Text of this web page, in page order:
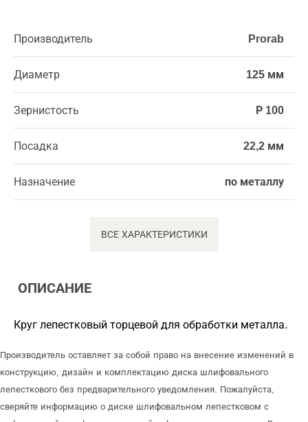
Производитель Prorab
Диаметр 125 мм
Зернистость Р 100
Посадка 22,2 мм
Назначение по металлу
ВСЕ ХАРАКТЕРИСТИКИ
ОПИСАНИЕ
Круг лепестковый торцевой для обработки металла.
Производитель оставляет за собой право на внесение изменений в
конструкцию, дизайн и комплектацию диска шлифовального
лепесткового без предварительного уведомления. Пожалуйста,
сверяйте информацию о диске шлифовальном лепестковом с